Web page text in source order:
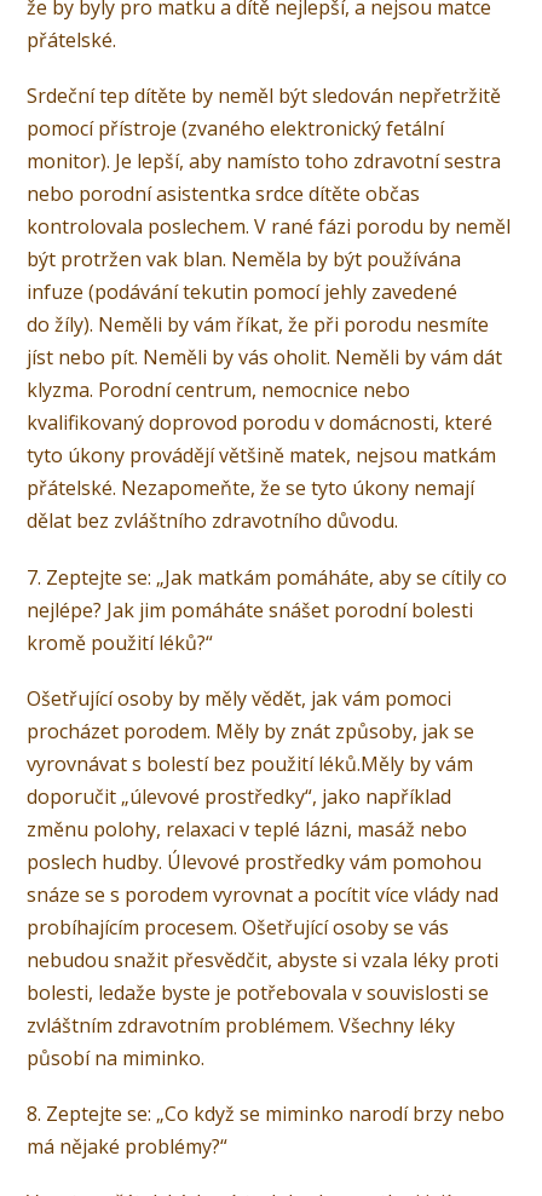
že by byly pro matku a dítě nejlepší, a nejsou matce
přátelské.
Srdeční tep dítěte by neměl být sledován nepřetržitě
pomocí přístroje (zvaného elektronický fetální
monitor). Je lepší, aby namísto toho zdravotní sestra
nebo porodní asistentka srdce dítěte občas
kontrolovala poslechem. V rané fázi porodu by neměl
být protržen vak blan. Neměla by být používána
infuze (podávání tekutin pomocí jehly zavedené
do žíly). Neměli by vám říkat, že při porodu nesmíte
jíst nebo pít. Neměli by vás oholit. Neměli by vám dát
klyzma. Porodní centrum, nemocnice nebo
kvalifikovaný doprovod porodu v domácnosti, které
tyto úkony provádějí většině matek, nejsou matkám
přátelské. Nezapomeňte, že se tyto úkony nemají
dělat bez zvláštního zdravotního důvodu.
7. Zeptejte se: „Jak matkám pomáháte, aby se cítily co
nejlépe? Jak jim pomáháte snášet porodní bolesti
kromě použití léků?“
Ošetřující osoby by měly vědět, jak vám pomoci
procházet porodem. Měly by znát způsoby, jak se
vyrovnávat s bolestí bez použití léků.Měly by vám
doporučit „úlevové prostředky“, jako například
změnu polohy, relaxaci v teplé lázni, masáž nebo
poslech hudby. Úlevové prostředky vám pomohou
snáze se s porodem vyrovnat a pocítit více vlády nad
probíhajícím procesem. Ošetřující osoby se vás
nebudou snažit přesvědčit, abyste si vzala léky proti
bolesti, ledaže byste je potřebovala v souvislosti se
zvláštním zdravotním problémem. Všechny léky
působí na miminko.
8. Zeptejte se: „Co když se miminko narodí brzy nebo
má nějaké problémy?“